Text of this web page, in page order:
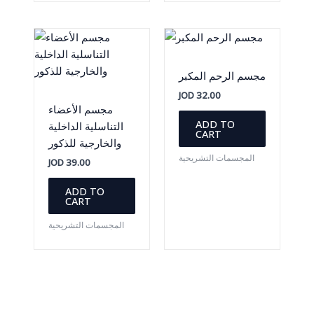
مجسم الأعضاء
التناسلية الداخلية
والخارجية للذكور
JOD39.00
ADD TO
CART
المجسمات التشريحية
مجسم الرحم المكبر
JOD32.00
ADD TO
CART
المجسمات التشريحية